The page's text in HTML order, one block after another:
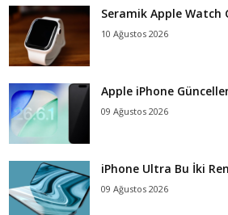
Seramik Apple Watch
10 Ağustos 2026
Apple iPhone
09 Ağustos 2026
iPhone Ultra Bu İki
09 Ağustos 2026